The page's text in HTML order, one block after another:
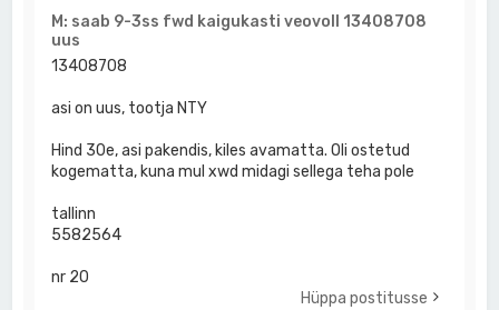
M: saab 9-3ss fwd kaigukasti veovoll 13408708
uus
13408708
asi on uus, tootja NTY
Hind 30e, asi pakendis, kiles avamatta. Oli ostetud
kogematta, kuna mul xwd midagi sellega teha pole
tallinn
5582564
nr 20
Hüppa postitusse